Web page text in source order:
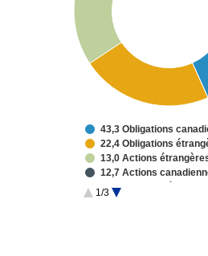
1/3
43,3 Obligations
22,4 Obligations
13,0 Actions
12,7 Actions
2,0 TACHC américains